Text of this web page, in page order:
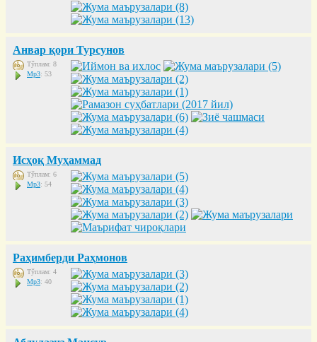
Анвар қори Турсунов
Тўплам: 8
Mp3: 53
Исҳоқ Муҳаммад
Тўплам: 6
Mp3: 54
Раҳимберди Раҳмонов
Тўплам: 4
Mp3: 40